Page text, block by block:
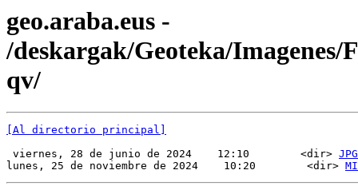
geo.araba.eus -
/deskargak/Geoteka/Imagenes/
qv/
[Al directorio principal]
viernes, 28 de junio de 2024    12:10        <dir> JPG
lunes, 25 de noviembre de 2024    10:20        <dir>